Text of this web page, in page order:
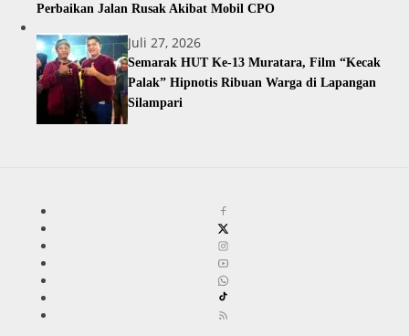
Perbaikan Jalan Rusak Akibat Mobil CPO
Juli 27, 2026
Semarak HUT Ke-13 Muratara, Film “Kecak
Palak” Hipnotis Ribuan Warga di Lapangan
Silampari